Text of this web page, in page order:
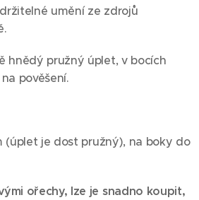
umění ze zdrojů
hnědý pružný úplet, v bocích
pověšení.
(úplet je dost pružný), na boky do
ořechy, lze je snadno koupit,